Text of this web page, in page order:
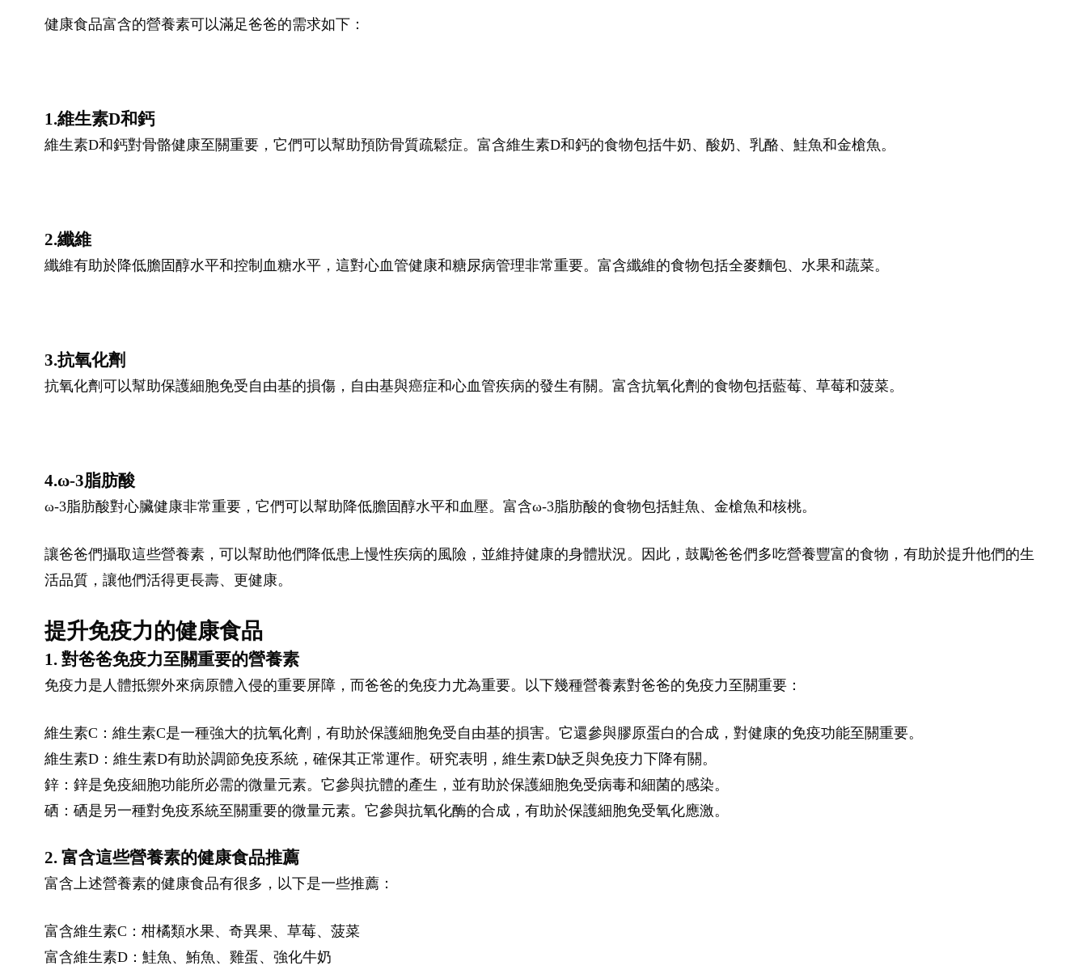
健康食品富含的營養素可以滿足爸爸的需求如下：
1.維生素D和鈣
維生素D和鈣對骨骼健康至關重要，它們可以幫助預防骨質疏鬆症。富含維生素D和鈣的食物包括牛奶、酸奶、乳酪、鮭魚和金槍魚。
2.纖維
纖維有助於降低膽固醇水平和控制血糖水平，這對心血管健康和糖尿病管理非常重要。富含纖維的食物包括全麥麵包、水果和蔬菜。
3.抗氧化劑
抗氧化劑可以幫助保護細胞免受自由基的損傷，自由基與癌症和心血管疾病的發生有關。富含抗氧化劑的食物包括藍莓、草莓和菠菜。
4.ω-3脂肪酸
ω-3脂肪酸對心臟健康非常重要，它們可以幫助降低膽固醇水平和血壓。富含ω-3脂肪酸的食物包括鮭魚、金槍魚和核桃。
讓爸爸們攝取這些營養素，可以幫助他們降低患上慢性疾病的風險，並維持健康的身體狀況。因此，鼓勵爸爸們多吃營養豐富的食物，有助於提升他們的生
活品質，讓他們活得更長壽、更健康。
提升免疫力的健康食品
1. 對爸爸免疫力至關重要的營養素
免疫力是人體抵禦外來病原體入侵的重要屏障，而爸爸的免疫力尤為重要。以下幾種營養素對爸爸的免疫力至關重要：
維生素C：維生素C是一種強大的抗氧化劑，有助於保護細胞免受自由基的損害。它還參與膠原蛋白的合成，對健康的免疫功能至關重要。
維生素D：維生素D有助於調節免疫系統，確保其正常運作。研究表明，維生素D缺乏與免疫力下降有關。
鋅：鋅是免疫細胞功能所必需的微量元素。它參與抗體的產生，並有助於保護細胞免受病毒和細菌的感染。
硒：硒是另一種對免疫系統至關重要的微量元素。它參與抗氧化酶的合成，有助於保護細胞免受氧化應激。
2. 富含這些營養素的健康食品推薦
富含上述營養素的健康食品有很多，以下是一些推薦：
富含維生素C：柑橘類水果、奇異果、草莓、菠菜
富含維生素D：鮭魚、鮪魚、雞蛋、強化牛奶